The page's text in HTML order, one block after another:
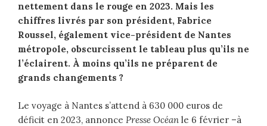
nettement dans le rouge en 2023. Mais les
chiffres livrés par son président, Fabrice
Roussel, également vice-président de Nantes
métropole, obscurcissent le tableau plus qu’ils ne
l’éclairent. À moins qu’ils ne préparent de
grands changements ?
Le voyage à Nantes s’attend à 630 000 euros de
déficit en 2023, annonce Presse Océan le 6 février –à